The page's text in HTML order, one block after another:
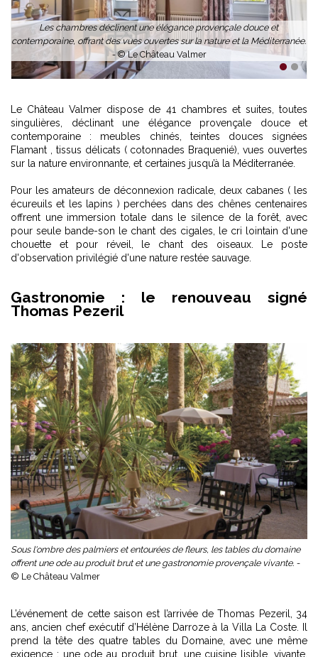
Les chambres déclinent une élégance provençale douce et
contemporaine, offrant des vues ouvertes sur la nature et la Méditerranée.
-© Le Château Valmer
1 2
Le Château Valmer dispose de 41 chambres et suites, toutes
singulières, déclinant une élégance provençale douce et
contemporaine : meubles chinés, teintes douces signées
Flamant , tissus délicats ( cotonnades Braquenié), vues ouvertes
sur la nature environnante, et certaines jusqu’à la Méditerranée.
Pour les amateurs de déconnexion radicale, deux cabanes ( les
écureuils et les lapins ) perchées dans des chênes centenaires
offrent une immersion totale dans le silence de la forêt, avec
pour seule bande-son le chant des cigales, le cri lointain d'une
chouette et pour réveil, le chant des oiseaux. Le poste
d'observation privilégié d'une nature restée sauvage.
Gastronomie : le renouveau signé
Thomas Pezeril
Sous l'ombre des palmiers et entourées de fleurs, les tables du domaine
offrent une ode au produit brut et une gastronomie provençale vivante. -
© Le Château Valmer
L’événement de cette saison est l’arrivée de Thomas Pezeril, 34
ans, ancien chef exécutif d’Hélène Darroze à la Villa La Coste. Il
prend la tête des quatre tables du Domaine, avec une même
exigence : une ode au produit brut, une cuisine lisible, vivante,